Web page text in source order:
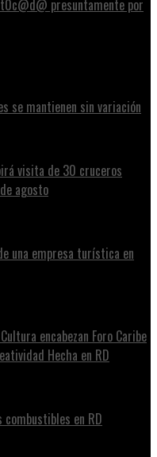
presuntamente por
se mantienen sin variación
visita de 30 cruceros
agosto
una empresa turística en
encabezan Foro Caribe
Hecha en RD
combustibles en RD